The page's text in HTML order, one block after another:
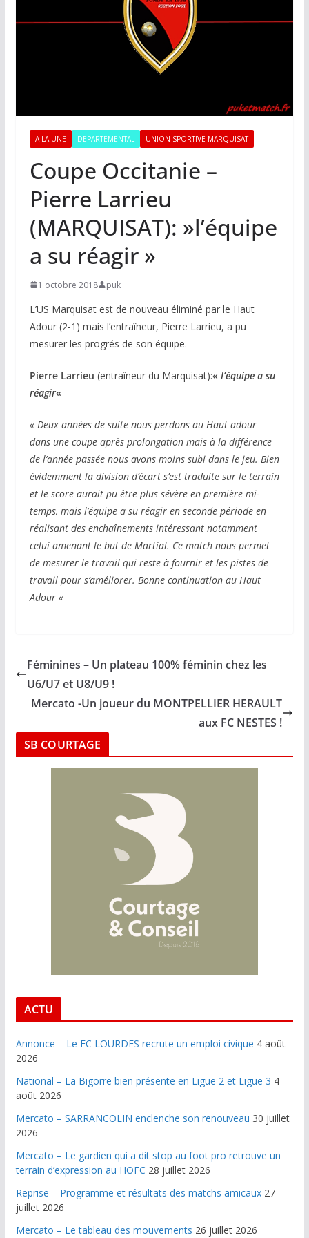
A LA UNE DEPARTEMENTAL UNION SPORTIVE MARQUISAT
Coupe Occitanie –
Pierre Larrieu
(MARQUISAT): »l’équipe
a su réagir »
1 octobre 2018 puk
L’US Marquisat est de nouveau éliminé par le Haut
Adour (2-1) mais l’entraîneur, Pierre Larrieu, a pu
mesurer les progrés de son équipe.
Pierre Larrieu (entraîneur du Marquisat):« l’équipe a su
réagir«
« Deux années de suite nous perdons au Haut adour
dans une coupe après prolongation mais à la différence
de l’année passée nous avons moins subi dans le jeu. Bien
évidemment la division d’écart s’est traduite sur le terrain
et le score aurait pu être plus sévère en première mi-
temps, mais l’équipe a su réagir en seconde période en
réalisant des enchaînements intéressant notamment
celui amenant le but de Martial. Ce match nous permet
de mesurer le travail qui reste à fournir et les pistes de
travail pour s’améliorer. Bonne continuation au Haut
Adour «
Féminines – Un plateau 100% féminin chez les
U6/U7 et U8/U9 !
Mercato -Un joueur du MONTPELLIER HERAULT
aux FC NESTES !
SB COURTAGE
ACTU
Annonce – Le FC LOURDES recrute un emploi civique 4 août
2026
National – La Bigorre bien présente en Ligue 2 et Ligue 3 4
août 2026
Mercato – SARRANCOLIN enclenche son renouveau 30 juillet
2026
Mercato – Le gardien qui a dit stop au foot pro retrouve un
terrain d’expression au HOFC 28 juillet 2026
Reprise – Programme et résultats des matchs amicaux 27
juillet 2026
Mercato – Le tableau des mouvements 26 juillet 2026